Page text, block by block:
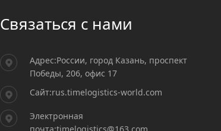
Связаться с нами
Адрес:России, город Казань, проспект
Победы, 206, офис 17
Сайт:rus.timelogistics-world.com
Электронная